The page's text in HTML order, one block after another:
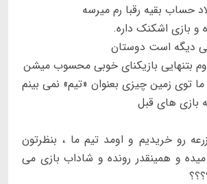
حساب بقیه رقبا رم میرسه
دیگه است دوستان
بتنهایی بازیکنای خوبی محسوب میشن
توی زمین چیزی بعنوان «تیم» نمی بینم
بازی های قبل
رو خریدیم و اومد تیم ما ، بنظرتون
و همینقدر رونده و شاداب بازی می